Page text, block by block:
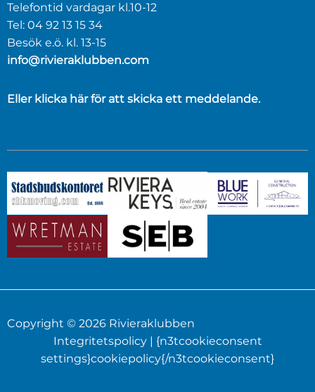
Telefontid vardagar kl.10-12
Tel: 04 92 13 15 34
Besök e.ö. kl. 13-15
info@rivieraklubben.com
Eller klicka här för att skicka ett meddelande.
Copyright © 2026 Rivieraklubben
Integritetspolicy | {n3tcookieconsent
settings}cookiepolicy{/n3tcookieconsent}